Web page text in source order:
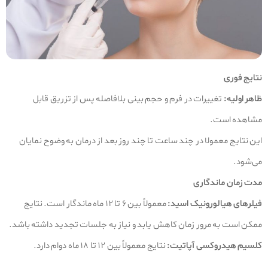
نتایج فوری
ظاهر اولیه: تغییرات در فرم و حجم بینی بلافاصله پس از تزریق قابل
مشاهده است.
این نتایج معمولا در چند ساعت تا چند روز بعد از درمان به وضوح نمایان
می‌شود.
مدت زمان ماندگاری
فیلرهای هیالورونیک اسید:
معمولاً بین ۶ تا ۱۲ ماه ماندگار است. نتایج
ممکن است به مرور زمان کاهش یابد و نیاز به جلسات تجدید داشته باشد.
کلسیم هیدروکسی آپاتیت:نتایج معمولاً بین ۱۲ تا ۱۸ ماه دوام دارد.